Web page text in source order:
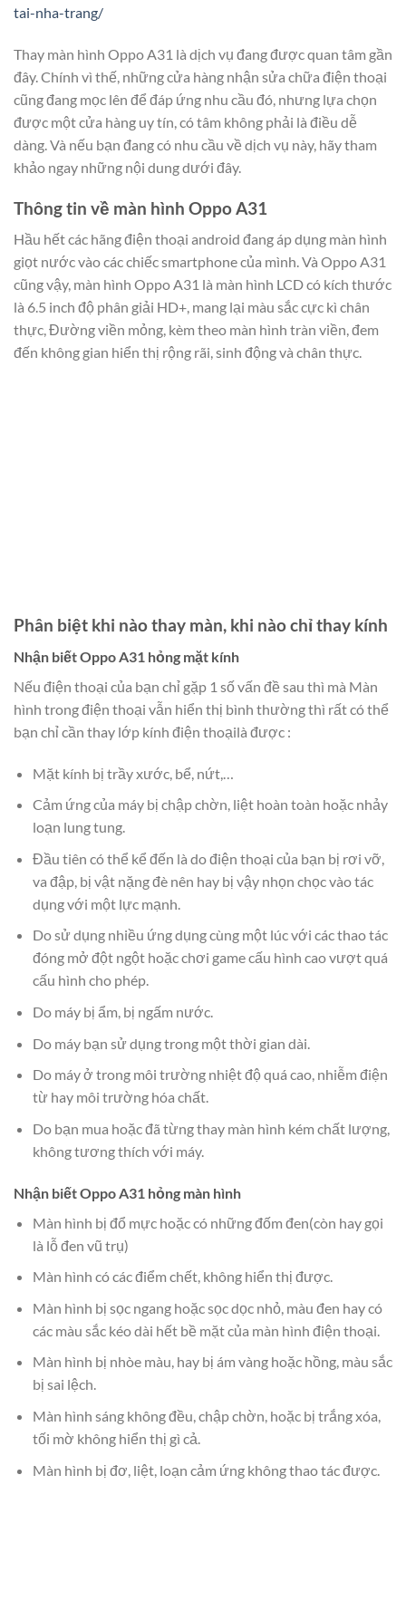
tai-nha-trang/
Thay màn hình Oppo A31 là dịch vụ đang được quan tâm gần
đây. Chính vì thế, những cửa hàng nhận sửa chữa điện thoại
cũng đang mọc lên để đáp ứng nhu cầu đó, nhưng lựa chọn
được một cửa hàng uy tín, có tâm không phải là điều dễ
dàng. Và nếu bạn đang có nhu cầu về dịch vụ này, hãy tham
khảo ngay những nội dung dưới đây.
Thông tin về màn hình Oppo A31
Hầu hết các hãng điện thoại android đang áp dụng màn hình
giọt nước vào các chiếc smartphone của mình. Và Oppo A31
cũng vậy, màn hình Oppo A31 là màn hình LCD có kích thước
là 6.5 inch độ phân giải HD+, mang lại màu sắc cực kì chân
thực, Đường viền mỏng, kèm theo màn hình tràn viền, đem
đến không gian hiển thị rộng rãi, sinh động và chân thực.
Phân biệt khi nào thay màn, khi nào chỉ thay kính
Nhận biết Oppo A31 hỏng mặt kính
Nếu điện thoại của bạn chỉ gặp 1 số vấn đề sau thì mà Màn
hình trong điện thoại vẫn hiển thị bình thường thì rất có thể
bạn chỉ cần thay lớp kính điện thoạilà được :
Mặt kính bị trầy xước, bể, nứt,…
Cảm ứng của máy bị chập chờn, liệt hoàn toàn hoặc nhảy
loạn lung tung.
Đầu tiên có thể kể đến là do điện thoại của bạn bị rơi vỡ,
va đập, bị vật nặng đè nên hay bị vậy nhọn chọc vào tác
dụng với một lực mạnh.
Do sử dụng nhiều ứng dụng cùng một lúc với các thao tác
đóng mở đột ngột hoặc chơi game cấu hình cao vượt quá
cấu hình cho phép.
Do máy bị ẩm, bị ngấm nước.
Do máy bạn sử dụng trong một thời gian dài.
Do máy ở trong môi trường nhiệt độ quá cao, nhiễm điện
từ hay môi trường hóa chất.
Do bạn mua hoặc đã từng thay màn hình kém chất lượng,
không tương thích với máy.
Nhận biết Oppo A31 hỏng màn hình
Màn hình bị đổ mực hoặc có những đốm đen(còn hay gọi
là lỗ đen vũ trụ)
Màn hình có các điểm chết, không hiển thị được.
Màn hình bị sọc ngang hoặc sọc dọc nhỏ, màu đen hay có
các màu sắc kéo dài hết bề mặt của màn hình điện thoại.
Màn hình bị nhòe màu, hay bị ám vàng hoặc hồng, màu sắc
bị sai lệch.
Màn hình sáng không đều, chập chờn, hoặc bị trắng xóa,
tối mờ không hiển thị gì cả.
Màn hình bị đơ, liệt, loạn cảm ứng không thao tác được.